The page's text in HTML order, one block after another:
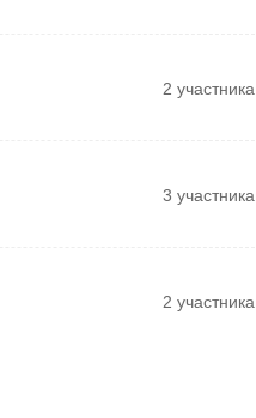
2 участника
3 участника
2 участника